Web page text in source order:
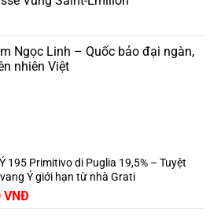
Ngọc Linh – Quốc bảo đại ngàn,
nhiên Việt
195 Primitivo di Puglia 19,5% – Tuyệt
Ý giới hạn từ nhà Grati
VNĐ